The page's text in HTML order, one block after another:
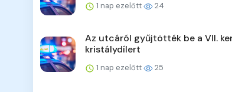
1 nap ezelőtt 24
Az utcáról gyűjtötték be a VII.
kristálydílert
1 nap ezelőtt 25